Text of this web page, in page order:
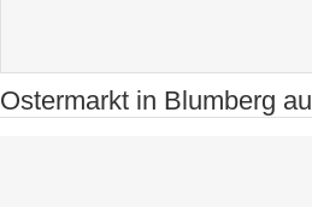
Ostermarkt in Blumberg